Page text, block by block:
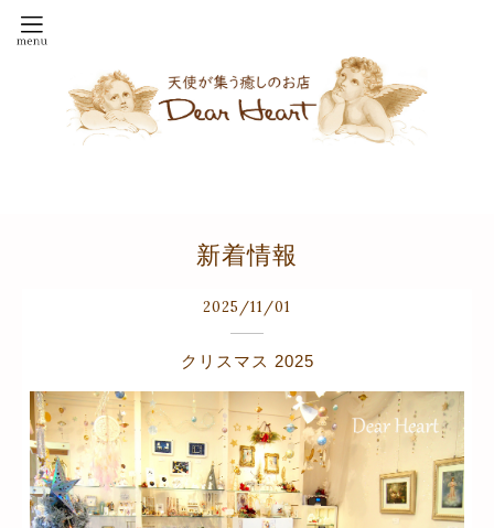
新着情報
2025 /11 /01
クリスマス 2025